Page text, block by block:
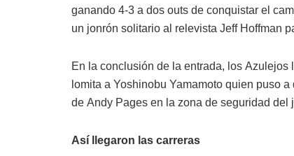
ganando 4-3 a dos outs de conquistar el
un jonrón solitario al relevista Jeff Hoffman
En la conclusión de la entrada, los
lomita a Yoshinobu Yamamoto quien puso
de Andy Pages en la zona de seguridad
Así llegaron las carreras